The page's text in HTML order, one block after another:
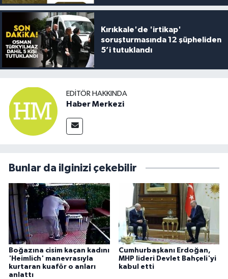
Kırıkkale'de 'irtikap'
soruşturmasında 12 şüpheliden
5’i tutuklandı
EDITÖR HAKKINDA
Haber Merkezi
Bunlar da ilginizi çekebilir
Boğazına cisim kaçan kadını
'Heimlich' manevrasıyla
kurtaran kuaför o anları
anlattı
Cumhurbaşkanı Erdoğan,
MHP lideri Devlet Bahçeli'yi
kabul etti